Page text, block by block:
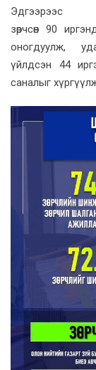
зөрчсөн 90
оногдуулж,
үйлдсэн 44
саналыг